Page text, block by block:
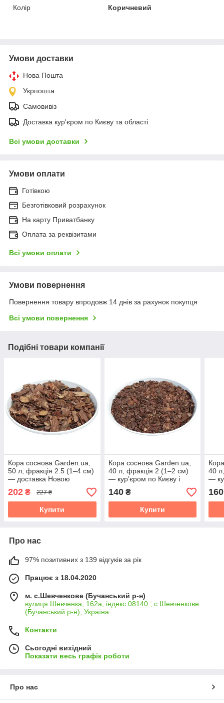
Колір
Коричневий
Умови доставки
Нова Пошта
Укрпошта
Самовивіз
Доставка кур'єром по Києву та області
Всі умови доставки
Умови оплати
Готівкою
Безготівковий розрахунок
На карту Приватбанку
Оплата за реквізитами
Всі умови оплати
Умови повернення
Повернення товару впродовж 14 днів за рахунок покупця
Всі умови повернення
Подібні товари компанії
Кора соснова Garden.ua,
50 л, фракція 2.5 (1–4 см)
— доставка Новою
поштою
202 ₴ 227 ₴
Купити
Кора соснова Garden.ua,
40 л, фракція 2 (1–2 см)
— кур’єром по Києву і
області
140₴
Купити
40
—
160
Про нас
97% позитивних з 139 відгуків за рік
Працює з 18.04.2020
м. с.Шевченкове (Бучанський р-н)
вулиця Шевченка, 162а, індекс 08140 , с.Шевченкове
(Бучанський р-н), Україна
Контакти
Сьогодні вихідний
Показати весь графік роботи
Про нас